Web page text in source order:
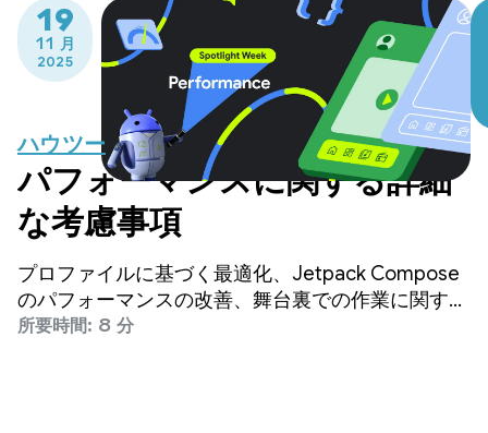
19
11 月
2025
ハウツー
パフォーマンスに関する詳細
な考慮事項
プロファイルに基づく最適化、Jetpack Compose
のパフォーマンスの改善、舞台裏での作業に関する
考慮事項について説明します。
所要時間: 8 分